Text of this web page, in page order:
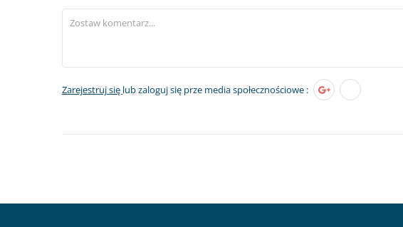
Zarejestruj się lub zaloguj się prze media społecznościowe :